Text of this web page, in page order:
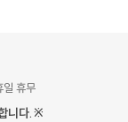
일 휴무
니다.※